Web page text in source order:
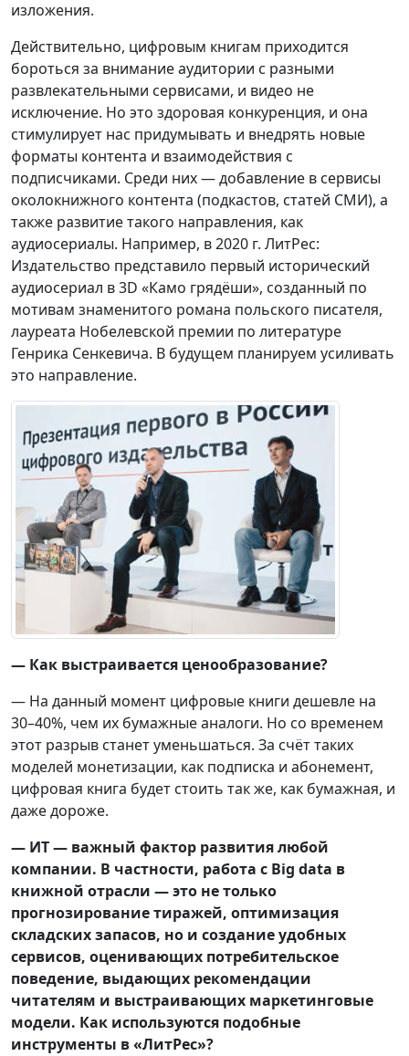
изложения.
Действительно, цифровым книгам приходится
бороться за внимание аудитории с разными
развлекательными сервисами, и видео не
исключение. Но это здоровая конкуренция, и она
стимулирует нас придумывать и внедрять новые
форматы контента и взаимодействия с
подписчиками. Среди них — добавление в сервисы
околокнижного контента (подкастов, статей СМИ), а
также развитие такого направления, как
аудиосериалы. Например, в 2020 г. ЛитРес:
Издательство представило первый исторический
аудиосериал в 3D «Камо грядёши», созданный по
мотивам знаменитого романа польского писателя,
лауреата Нобелевской премии по литературе
Генрика Сенкевича. В будущем планируем усиливать
это направление.
— Как выстраивается ценообразование?
— На данный момент цифровые книги дешевле на
30–40%, чем их бумажные аналоги. Но со временем
этот разрыв станет уменьшаться. За счёт таких
моделей монетизации, как подписка и абонемент,
цифровая книга будет стоить так же, как бумажная, и
даже дороже.
— ИТ — важный фактор развития любой
компании. В частности, работа с Big data в
книжной отрасли — это не только
прогнозирование тиражей, оптимизация
складских запасов, но и создание удобных
сервисов, оценивающих потребительское
поведение, выдающих рекомендации
читателям и выстраивающих маркетинговые
модели. Как используются подобные
инструменты в «ЛитРес»?